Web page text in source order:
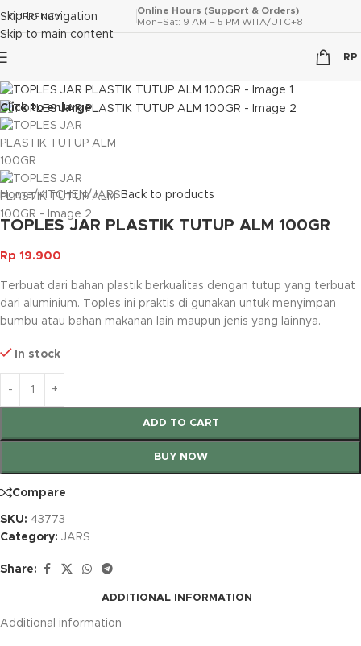
Skip to navigation
Skip to main content
CURRENCY
Online Hours (Support & Orders)
Mon–Sat: 9 AM – 5 PM WITA/UTC+8
RP
Click to enlarge
Home/KITCHEN/JARS Back to products
TOPLES JAR PLASTIK TUTUP ALM 100GR
Rp 19.900
Terbuat dari bahan plastik berkualitas dengan tutup yang terbuat
dari aluminium. Toples ini praktis di gunakan untuk menyimpan
bumbu atau bahan makanan lain maupun jenis yang lainnya.
In stock
ADD TO CART
BUY NOW
Compare
SKU: 43773
Category: JARS
Share:
ADDITIONAL INFORMATION
Additional information